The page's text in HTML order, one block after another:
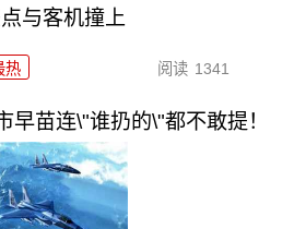
与客机撞上
热 阅读 1341
早苗连\"谁扔的\"都不敢提！